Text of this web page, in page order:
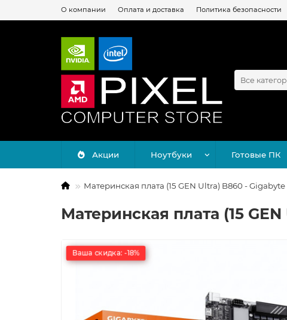
О компании Оплата и доставка Политика безопасности
Все
Акции Ноутбуки Готовые ПК
Материнская плата (15 GEN Ultra) B860 -
Материнская плата (15
Ваша скидка: -18%